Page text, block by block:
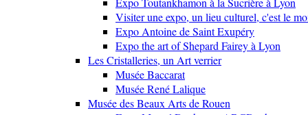
Visiter une expo, un lieu culturel, c'est le
Expo Antoine de Saint Exupéry
Expo the art of Shepard Fairey à Lyon
Les Cristalleries, un Art verrier
Musée Baccarat
Musée René Lalique
Musée des Beaux Arts de Rouen